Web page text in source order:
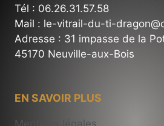
Tél : 06.26.31.57.58
Mail : le-vitrail-du-ti-
Adresse : 31 impasse de la
45170 Neuville-aux-Bois
EN SAVOIR PLUS
Mentions légales